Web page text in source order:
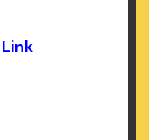
Link